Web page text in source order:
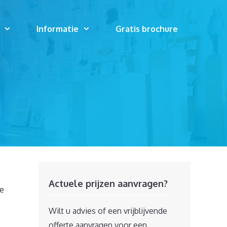
Informatie Gratis brochure
Actuele prijzen aanvragen?
Wilt u advies of een vrijblijvende
offerte aanvragen voor een